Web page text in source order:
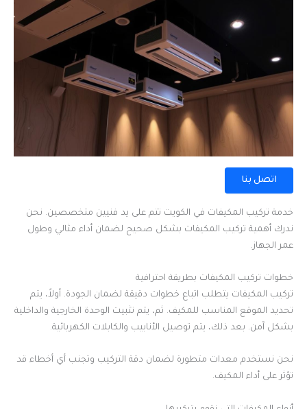
اتصل بنا
خدمة تركيب المكيفات في الكويت تتم على يد فنيين متخصصين. نحن
ندرك أهمية تركيب المكيفات بشكل صحيح لضمان أداء مثالي وطول
عمر الجهاز.
خطوات تركيب المكيفات بطريقة احترافية
تركيب المكيفات يتطلب اتباع خطوات دقيقة لضمان الجودة. أولاً، يتم
تحديد الموقع المناسب للمكيف. ثم، يتم تثبيت الوحدة الخارجية والداخلية
بشكل آمن. بعد ذلك، يتم توصيل الأنابيب والكابلات الكهربائية.
نحن نستخدم معدات متطورة لضمان دقة التركيب وتجنب أي أخطاء قد
تؤثر على أداء المكيف.